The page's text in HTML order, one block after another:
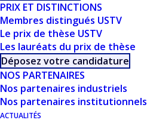
PRIX ET DISTINCTIONS
Membres distingués USTV
Le prix de thèse USTV
Les lauréats du prix de thèse
Déposez votre candidature
NOS PARTENAIRES
Nos partenaires industriels
Nos partenaires institutionnels
ACTUALITÉS
TÉLÉCHARGER
Télécharger